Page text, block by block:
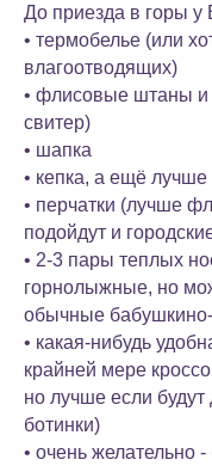
До приезда в горы у
• термобелье (или
влагоотводящих)
• флисовые штаны и
свитер)
• шапка
• кепка, а ещё
• перчатки (лучше
подойдут и
• 2-3 пары теплых
горнолыжные, но
обычные
• какая-нибудь
крайней мере
но лучше если будут
ботинки)
• очень